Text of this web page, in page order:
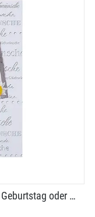
oder …